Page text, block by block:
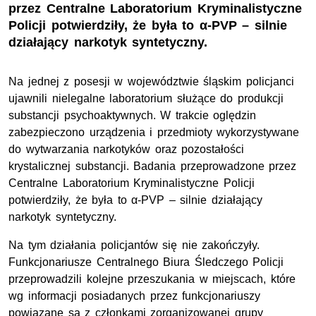
przez Centralne Laboratorium Kryminalistyczne
Policji potwierdziły, że była to α-PVP – silnie
działający narkotyk syntetyczny.
Na jednej z posesji w województwie śląskim policjanci
ujawnili nielegalne laboratorium służące do produkcji
substancji psychoaktywnych. W trakcie oględzin
zabezpieczono urządzenia i przedmioty wykorzystywane
do wytwarzania narkotyków oraz pozostałości
krystalicznej substancji. Badania przeprowadzone przez
Centralne Laboratorium Kryminalistyczne Policji
potwierdziły, że była to α-PVP – silnie działający
narkotyk syntetyczny.
Na tym działania policjantów się nie zakończyły.
Funkcjonariusze Centralnego Biura Śledczego Policji
przeprowadzili kolejne przeszukania w miejscach, które
wg informacji posiadanych przez funkcjonariuszy
powiązane są z członkami zorganizowanej grupy